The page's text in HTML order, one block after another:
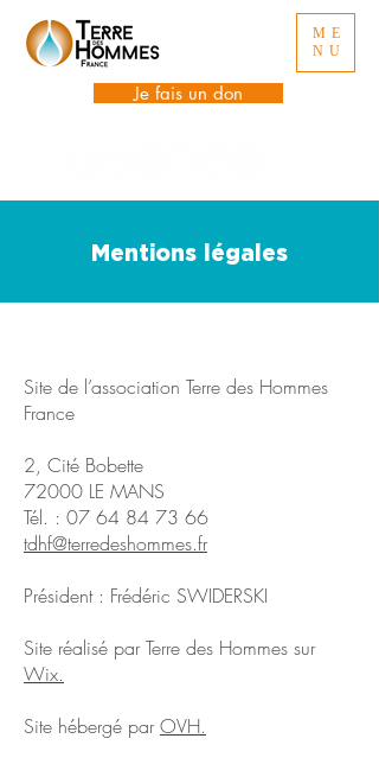
ME
NU
Je fais un don
Mentions légales
Site de l’association Terre des Hommes
France
2, Cité Bobette
72000 LE MANS
Tél. : 07 64 84 73 66
tdhf@terredeshommes.fr
Président : Frédéric SWIDERSKI
Site réalisé par Terre des Hommes sur
Wix.
Site hébergé parOVH.